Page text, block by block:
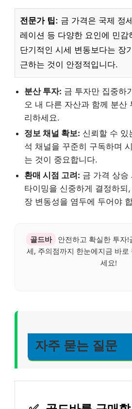
전문가 팁: 금 가격은 국제 정
레이션 등 다양한 요인에 민감
단기적인 시세 변동보다는 장
근하는 것이 안정적입니다.
분산 투자: 금 투자만 집중하
오 내 다른 자산과 함께 분산
리하세요.
정보 채널 확보: 신뢰할 수 있
석 채널을 꾸준히 구독하며
는 것이 중요합니다.
환매 시점 고려: 금 가격 상승
타이밍을 신중하게 결정하되
장 변동성을 염두에 두어야
골드바
안전하고 확실한 투자!
세, 주의점까지 한눈에지금 바로
세요!
자주 묻는 질문